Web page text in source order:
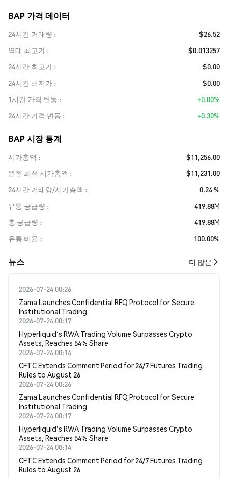
BAP 가격 데이터
24시간 거래량
$26.52
역대 최고가
$0.013257
24시간 최고가
$0.00
24시간 최저가
$0.00
1시간 가격 변동
+0.00%
24시간 가격 변동
+0.30%
BAP 시장 통계
시가총액
$11,256.00
완전 희석 시가총액
$11,231.00
24시간 거래량/시가총액
0.24 %
유통 공급량
419.88M
총 공급량
419.88M
유통 비율
100.00%
뉴스 더 많은
2026-07-24 00:26
Zama Launches Confidential RFQ Protocol for Secure
Institutional Trading
2026-07-24 00:17
Hyperliquid's RWA Trading Volume Surpasses Crypto
Assets, Reaches 54% Share
2026-07-24 00:14
CFTC Extends Comment Period for 24/7 Futures Trading
Rules to August 26
2026-07-24 00:26
Zama Launches Confidential RFQ Protocol for Secure
Institutional Trading
2026-07-24 00:17
Hyperliquid's RWA Trading Volume Surpasses Crypto
Assets, Reaches 54% Share
2026-07-24 00:14
CFTC Extends Comment Period for 24/7 Futures Trading
Rules to August 26